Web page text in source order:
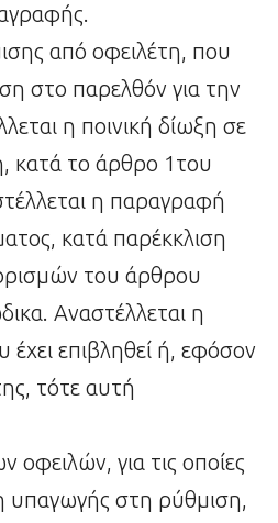
από οφειλέτη, που
στο παρελθόν για την
η ποινική δίωξη σε
κατά το άρθρο 1του
η παραγραφή
κατά παρέκκλιση
του άρθρου
Αναστέλλεται η
έχει επιβληθεί ή, εφόσον
τότε αυτή
για τις οποίες
υπαγωγής στη ρύθμιση,